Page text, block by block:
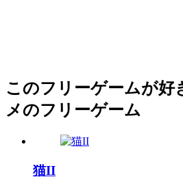
このフリーゲームが好
メのフリーゲーム
猫II